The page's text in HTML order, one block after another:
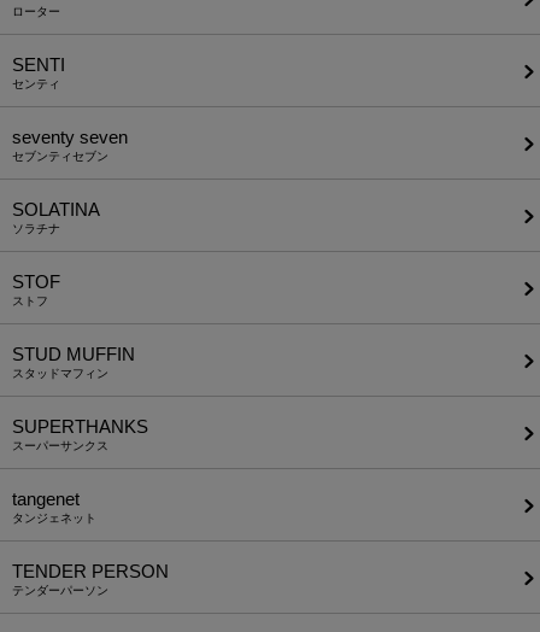
ローター
SENTI
センティ
seventy seven
セブンティセブン
SOLATINA
ソラチナ
STOF
ストフ
STUD MUFFIN
スタッドマフィン
SUPERTHANKS
スーパーサンクス
tangenet
タンジェネット
TENDER PERSON
テンダーパーソン